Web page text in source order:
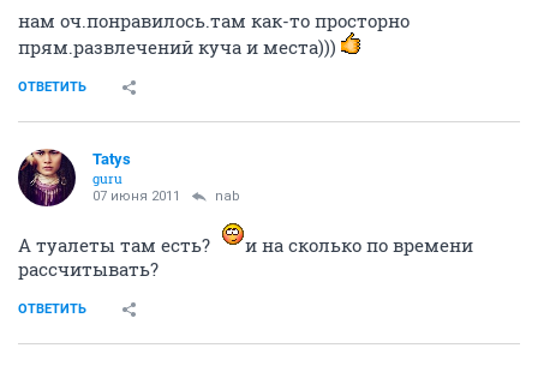
нам оч.понравилось.там как-то просторно
прям.развлечений куча и места)))
ОТВЕТИТЬ
Tatys
guru
07 июня 2011 nab
А туалеты там есть?
и на сколько по времени
рассчитывать?
ОТВЕТИТЬ